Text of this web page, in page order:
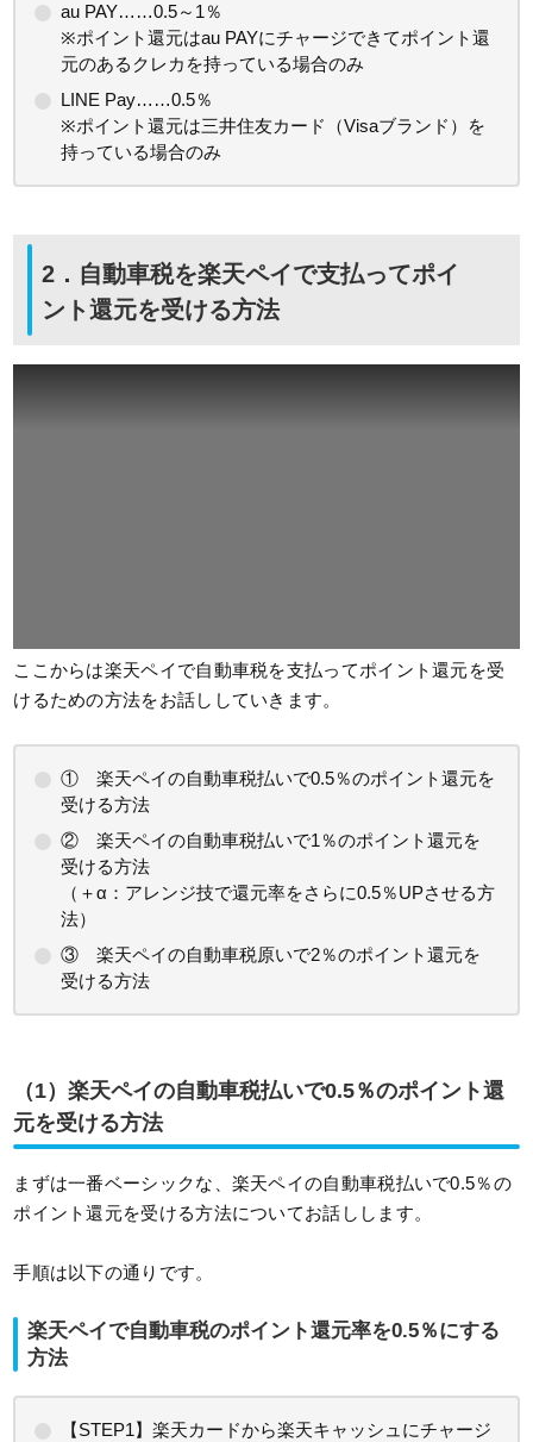
au PAY……0.5～1％
※ポイント還元はau PAYにチャージできてポイント還
元のあるクレカを持っている場合のみ
LINE Pay……0.5％
※ポイント還元は三井住友カード（Visaブランド）を
持っている場合のみ
2．自動車税を楽天ペイで支払ってポイ
ント還元を受ける方法
ここからは楽天ペイで自動車税を支払ってポイント還元を受
けるための方法をお話ししていきます。
① 楽天ペイの自動車税払いで0.5％のポイント還元を
受ける方法
② 楽天ペイの自動車税払いで1％のポイント還元を
受ける方法
（＋α：アレンジ技で還元率をさらに0.5％UPさせる方
法）
③ 楽天ペイの自動車税原いで2％のポイント還元を
受ける方法
（1）楽天ペイの自動車税払いで0.5％のポイント還
元を受ける方法
まずは一番ベーシックな、楽天ペイの自動車税払いで0.5％の
ポイント還元を受ける方法についてお話しします。
手順は以下の通りです。
楽天ペイで自動車税のポイント還元率を0.5％にする
方法
【STEP1】楽天カードから楽天キャッシュにチャージ